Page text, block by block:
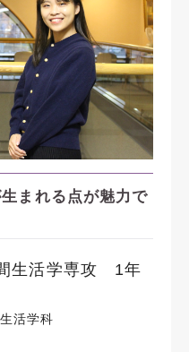
まれる点が魅力で
生活学専攻 1年
活学科